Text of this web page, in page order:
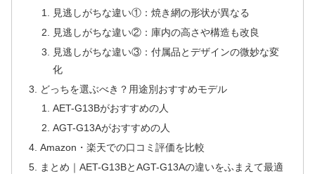
見逃しがちな違い①：焼き網の形状が異なる
見逃しがちな違い②：庫内の高さや構造も改良
見逃しがちな違い③：付属品とデザインの微妙な変
化
どっちを選ぶべき？用途別おすすめモデル
AET-G13Bがおすすめの人
AGT-G13Aがおすすめの人
Amazon・楽天での口コミ評価を比較
まとめ｜AET-G13BとAGT-G13Aの違いをふまえて最適